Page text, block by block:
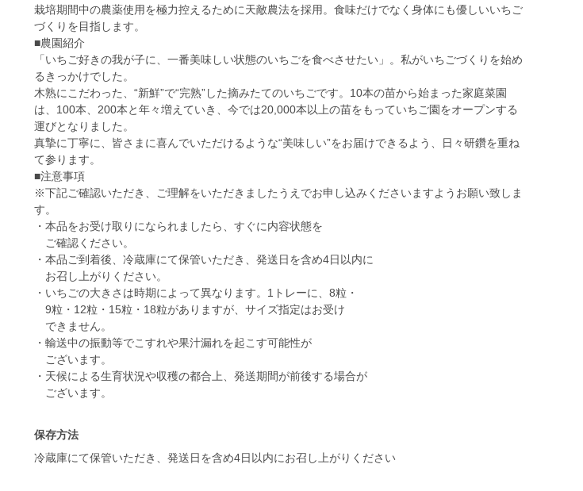
栽培期間中の農薬使用を極力控えるために天敵農法を採用。食味だけでなく身体にも優しいいちご
づくりを目指します。
■農園紹介
「いちご好きの我が子に、一番美味しい状態のいちごを食べさせたい」。私がいちごづくりを始め
るきっかけでした。
木熟にこだわった、“新鮮”で“完熟”した摘みたてのいちごです。10本の苗から始まった家庭菜園
は、100本、200本と年々増えていき、今では20,000本以上の苗をもっていちご園をオープンする
運びとなりました。
真摯に丁寧に、皆さまに喜んでいただけるような“美味しい”をお届けできるよう、日々研鑽を重ね
て参ります。
■注意事項
※下記ご確認いただき、ご理解をいただきましたうえでお申し込みくださいますようお願い致しま
す。
・本品をお受け取りになられましたら、すぐに内容状態を
ご確認ください。
・本品ご到着後、冷蔵庫にて保管いただき、発送日を含め4日以内に
お召し上がりください。
・いちごの大きさは時期によって異なります。1トレーに、8粒・
9粒・12粒・15粒・18粒がありますが、サイズ指定はお受け
できません。
・輸送中の振動等でこすれや果汁漏れを起こす可能性が
ございます。
・天候による生育状況や収穫の都合上、発送期間が前後する場合が
ございます。
保存方法
冷蔵庫にて保管いただき、発送日を含め4日以内にお召し上がりください